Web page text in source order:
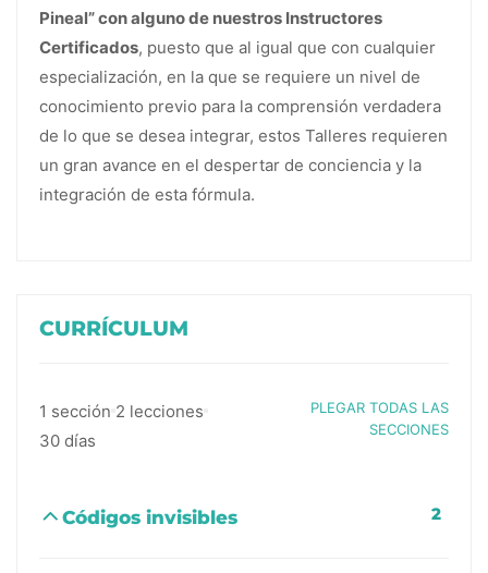
Pineal” con alguno de nuestros Instructores
Certificados, puesto que al igual que con cualquier
especialización, en la que se requiere un nivel de
conocimiento previo para la comprensión verdadera
de lo que se desea integrar, estos Talleres requieren
un gran avance en el despertar de conciencia y la
integración de esta fórmula.
CURRÍCULUM
1 sección 2 lecciones
30 días
PLEGAR TODAS LAS
SECCIONES
Códigos invisibles 2